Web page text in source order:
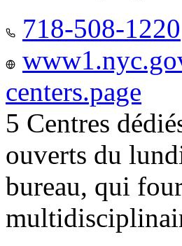
718-508-1220
centers.page
5 Centres
ouverts du
bureau, qui